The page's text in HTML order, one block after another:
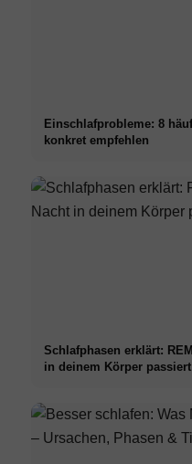
Einschlafprobleme: 8
konkret empfehlen
Schlafphasen erklärt:
in deinem Körper passiert